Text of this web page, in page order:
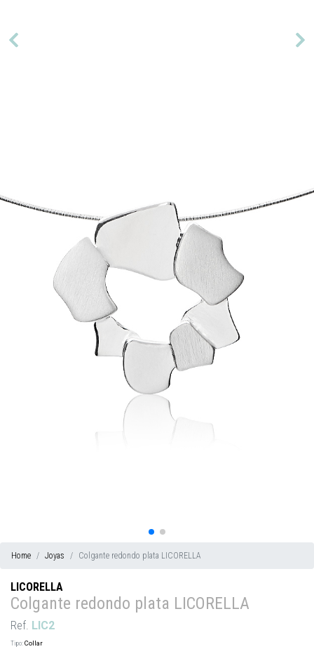
Home Joyas Colgante redondo plata LICORELLA
LICORELLA
Colgante redondo plata LICORELLA
Ref. LIC2
Tipo:Collar